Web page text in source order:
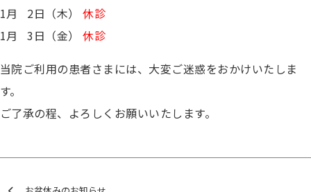
1月 2日（木）休診
1月 3日（金）休診
当院ご利用の患者さまには、大変ご迷惑をおかけいたしま
す。
ご了承の程、よろしくお願いいたします。